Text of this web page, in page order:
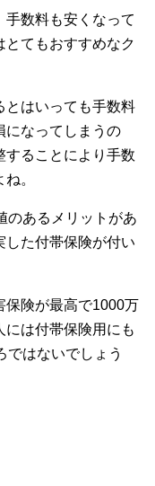
手数料も安くなって
とてもおすすめなク
とはいっても手数料
になってしまうの
することにより手数
。
のあるメリットがあ
した付帯保険が付い
保険が最高で1000万
には付帯保険用にも
ではないでしょう